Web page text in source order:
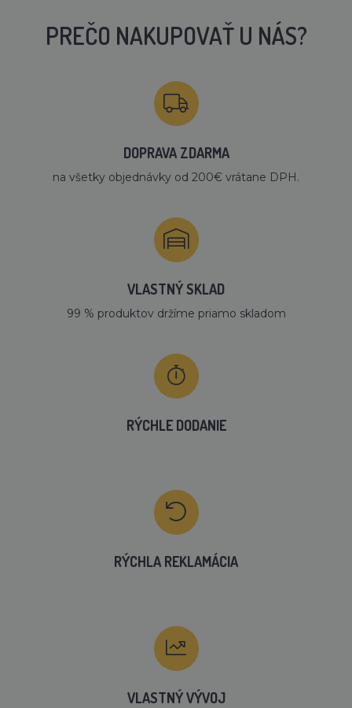
PREČO NAKUPOVAŤ U NÁS?
DOPRAVA ZDARMA
na všetky objednávky od 200€ vrátane DPH.
VLASTNÝ SKLAD
99 % produktov držíme priamo skladom
RÝCHLE DODANIE
RÝCHLA REKLAMÁCIA
VLASTNÝ VÝVOJ